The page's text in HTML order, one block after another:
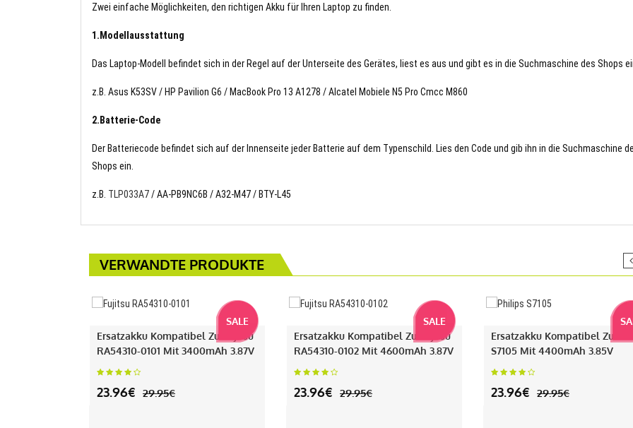
Zwei einfache Möglichkeiten, den richtigen Akku für Ihren Laptop zu finden.
1.Modellausstattung
Das Laptop-Modell befindet sich in der Regel auf der Unterseite des Gerätes, liest es aus und gibt es in die Suchmaschine des Shops
z.B. Asus K53SV / HP Pavilion G6 / MacBook Pro 13 A1278 / Alcatel Mobiele N5 Pro Cmcc M860
2.Batterie-Code
Der Batteriecode befindet sich auf der Innenseite jeder Batterie auf dem Typenschild. Lies den Code und gib ihn in die Suchmaschine
Shops ein.
z.B. TLP033A7/ AA-PB9NC6B / A32-M47 / BTY-L45
VERWANDTE PRODUKTE
SALE
Ersatzakku Kompatibel Zu Fujitsu
RA54310-0101 Mit 3400mAh 3.87V
23.96€ 29.95€
SALE
Ersatzakku Kompatibel Zu Fujitsu
RA54310-0102 Mit 4600mAh 3.87V
23.96€ 29.95€
Ersatzakku Kompatibel Zu
S7105 Mit 4400mAh 3.85V
23.96€ 29.95€